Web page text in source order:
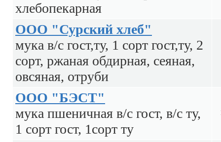
хлебопекарная
ООО "Сурский хлеб"
мука в/с гост,ту, 1 сорт гост,ту, 2
сорт, ржаная обдирная, сеяная,
овсяная, отруби
ООО "БЭСТ"
мука пшеничная в/с гост, в/с ту,
1 сорт гост, 1сорт ту